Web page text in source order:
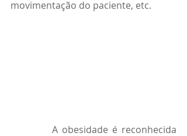
movimentação do paciente, etc.